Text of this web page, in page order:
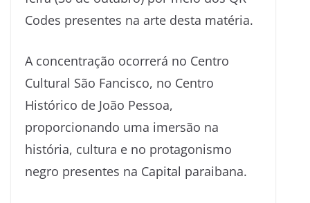
Codes presentes na arte desta matéria.
A concentração ocorrerá no Centro
Cultural São Fancisco, no Centro
Histórico de João Pessoa,
proporcionando uma imersão na
história, cultura e no protagonismo
negro presentes na Capital paraibana.